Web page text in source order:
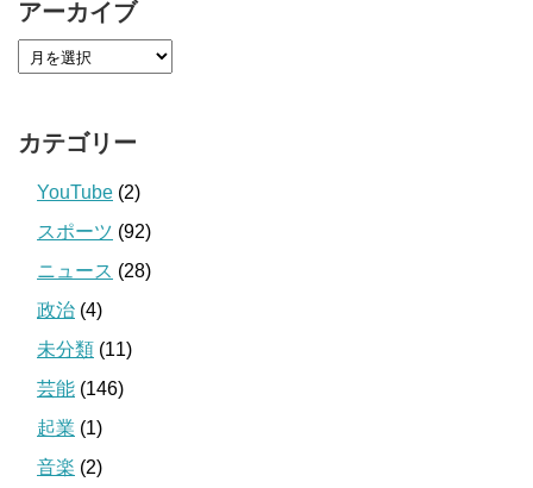
アーカイブ
カテゴリー
YouTube (2)
スポーツ (92)
ニュース (28)
政治 (4)
未分類 (11)
芸能 (146)
起業 (1)
音楽 (2)